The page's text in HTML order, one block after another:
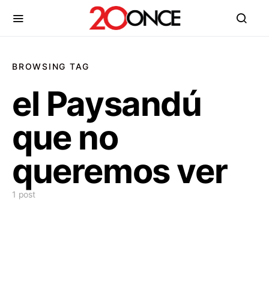
BROWSING TAG
el Paysandú
que no
queremos ver
1 post